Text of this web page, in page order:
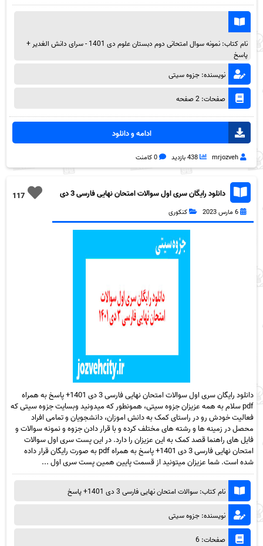
نام کتاب: نمونه سوال امتحانی دوم دبستان علوم دی 1401 - سرای دانش الغدیر +
پاسخ
نویسنده: جزوه سیتی
صفحات: 2 صفحه
ادامه و دانلود
mrjozveh 438 بازدید 0 کامنت
117
دانلود رایگان سری اول سوالات امتحان نهایی فارسی 3 دی
6 مارس 2023 کنکوری
دانلود رایگان سری اول سوالات امتحان نهایی فارسی 3 دی 1401+ پاسخ به همراه
pdf سلام به همه عزیزان جزوه سیتی، همونطور که میدونید وبسایت جزوه سیتی که
فعالیت خودش رو در راستای کمک به دانش اموزان، دانشجویان و تمامی افراد
محصل در زمینه ها و رشته های مختلف کرده و با قرار دادن جزوه و نمونه سوالات و
فایل های راهنما قصد کمک به این عزیزان را دارد. در این پست سری اول سوالات
امتحان نهایی فارسی 3 دی 1401+ پاسخ به همراه pdf به صورت رایگان قرار داده
شده است. شما عزیزان میتونید از قسمت پایین همین پست سری اول ...
نام کتاب: سوالات امتحان نهایی فارسی 3 دی 1401+ پاسخ
نویسنده: جزوه سیتی
صفحات: 6